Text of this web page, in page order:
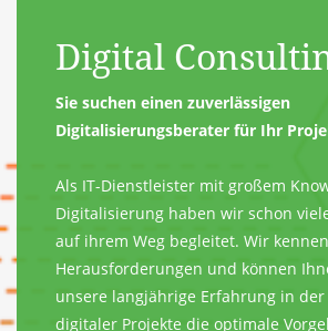
Digital
Sie suchen einen zuverlässigen
Digitalisierungsberater für Ihr
Als IT-Dienstleister mit großem
Digitalisierung haben wir schon
auf ihrem Weg begleitet. Wir
Herausforderungen und können
unsere langjährige Erfahrung in
digitaler Projekte die optimale